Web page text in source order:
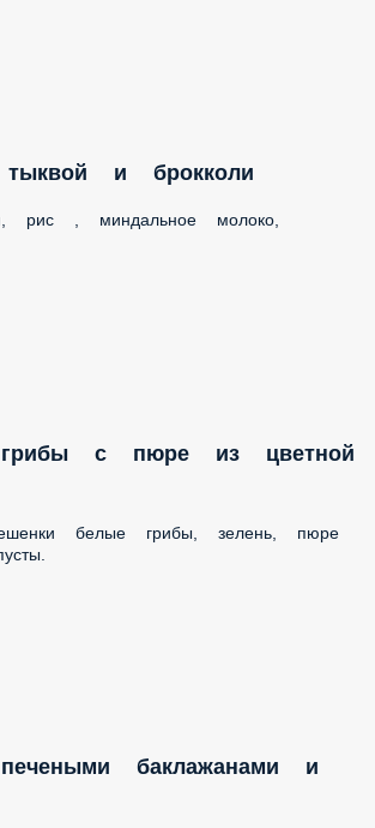
и брокколи
, миндальное молоко, чеснок.